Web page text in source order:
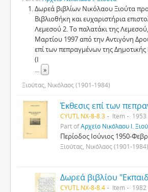
Δωρεά βιβλίων Νικόλαου Ξιούτα
Βιβλιοθήκη και ευχαριστήρια
Λεμεσού 2. Το παλατάκι της
Μαρτίου 1997 από την Αντιγόνη
επί των πεπραγμένων της
(Ι
... »
Ξιούτας, Νικόλαος (1901-1984)
CYUTL NX-8-8.3 Item
1953
Part ofΑρχείο Νικόλαου Ι.
Περίοδος Ιούνιος 1950-
Ξιούτας, Νικόλαος (1901-1984)
CYUTL NX-8-8.4 Item
1982